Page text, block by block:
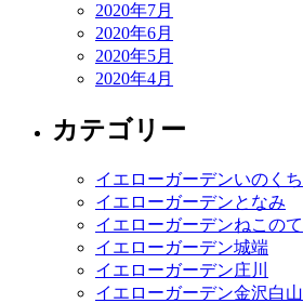
2020年7月
2020年6月
2020年5月
2020年4月
カテゴリー
イエローガーデンいのくち
イエローガーデンとなみ
イエローガーデンねこのて
イエローガーデン城端
イエローガーデン庄川
イエローガーデン金沢白山